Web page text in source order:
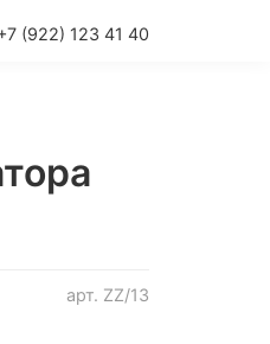
(922) 123 41 40
арт. ZZ/13